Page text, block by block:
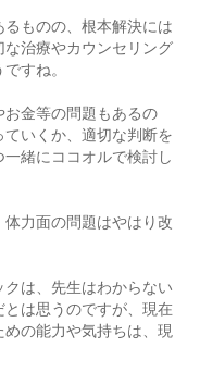
ものの、根本解決には
治療やカウンセリング
すね。
金等の問題もあるの
いくか、適切な判断を
緒にココオルで検討し
力面の問題はやはり改
は、先生はわからない
は思うのですが、現在
の能力や気持ちは、現